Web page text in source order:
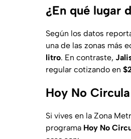
¿En qué lugar
Según los datos
una de las zonas más
litro. En contraste,
regular cotizando en
Hoy No
Si vives en la Zona
programa Hoy No